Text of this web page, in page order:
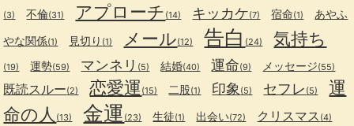
(3) 不倫(31) アプローチ (14) キッカケ(7) 宿命(1)
あやふ
やな関係(1) 見切り (1) メール(12) 告白 (24) 気持ち
(19) 運勢(59) マンネリ (5) 結婚(40) 運命(9) メッセージ(55)
既読スルー(2) 恋愛運 (15) 二股(1) 印象 (5) セフレ (5)
運
命の人 (13) 金運 (23) 生徒(1) 出会い(72) クリスマス (4)